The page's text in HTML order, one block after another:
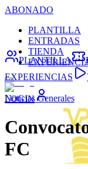
ABONADO
PLANTILLA
ENTRADAS
TIENDA
LOGIN
PLANTILLA
EXPERIENCIAS
Noticias Generales
FC